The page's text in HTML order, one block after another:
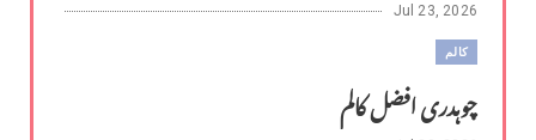
Jul 23, 2026
کالم
چوہدری افضل کالم